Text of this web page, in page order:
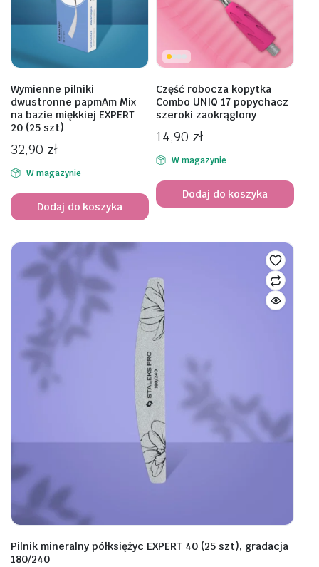
Wymienne pilniki
dwustronne papmAm Mix
na bazie miękkiej EXPERT
20 (25 szt)
32,90 zł
W magazynie
Dodaj do koszyka
Część robocza kopytka
Combo UNIQ 17 popychacz
szeroki zaokrąglony
14,90 zł
W magazynie
Dodaj do koszyka
Pilnik mineralny półksiężyc EXPERT 40 (25 szt), gradacja
180/240